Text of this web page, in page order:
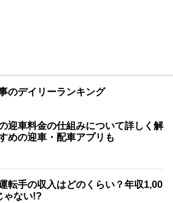
のデイリーランキング
迎車料金の仕組みについて詳しく解
めの迎車・配車アプリも
転手の収入はどのくらい？年収1,00
ゃない!?